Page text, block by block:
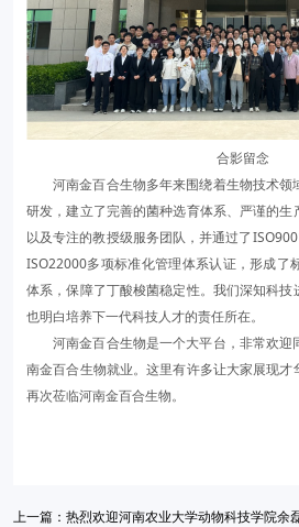
合影留念
河南金百合生物多年来围绕着生物技术
研发，建立了完善的菌种选育体系、严谨的
以及专注的教授级服务团队，并通过了
ISO22000多项标准化管理体系认证，形成了
体系，保障了丁酸梭菌稳定性。我们深知科技
也明白培养下一代科技人才的责任所在。
河南金百合生物是一个大平台，非常欢
南金百合生物就业。这里有许多让大家展现
再次莅临河南金百合生物。
上一篇： 热烈欢迎河南农业大学动物科技学院余磊书记、李